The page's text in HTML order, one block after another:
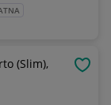
(Slim),